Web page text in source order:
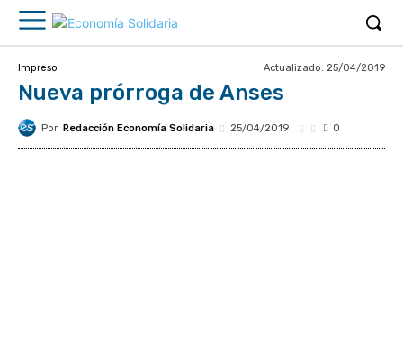
Impreso Actualizado: 25/04/2019
Nueva prórroga de Anses
Por Redacción Economía Solidaria 25/04/2019 0